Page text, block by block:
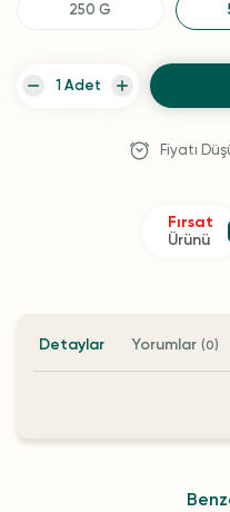
250 G
Fiyatı
Fırsat
Ürünü
Detaylar Yorumlar (0)